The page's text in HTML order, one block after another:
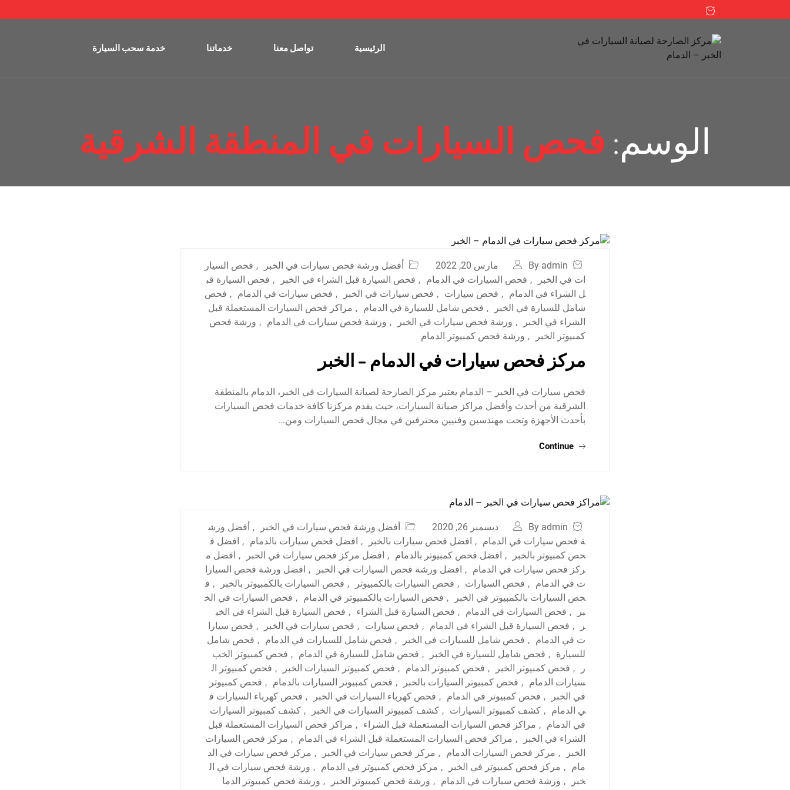
الرئيسية تواصل معنا خدماتنا خدمة سحب السيارة
الوسم: فحص السيارات في المنطقة الشرقية
By admin مارس 20, 2022 أفضل ورشة فحص سيارات في الخبر , فحص السيار
ات في الخبر
, فحص السيارات في الدمام , فحص السيارة قبل الشراء في الخبر , فحص السيارة قب
ل الشراء في الدمام , فحص سيارات , فحص سيارات في الخبر , فحص سيارات في الدمام , فحص
شامل للسيارة في الخبر
, فحص شامل للسيارة في الدمام , مراكز فحص السيارات المستعملة قبل
الشراء في الخبر
, ورشة فحص سيارات في الخبر , ورشة فحص سيارات في الدمام , ورشة فحص
كمبيوتر الخبر
, ورشة فحص كمبيوتر الدمام
مركز فحص سيارات في الدمام – الخبر
فحص سيارات في الخبر – الدمام يعتبر مركز الصارحة لصيانة السيارات في الخبر، الدمام بالمنطقة
الشرقية من أحدث وأفضل مراكز صيانة السيارات، حيث يقدم مركزنا كافة خدمات فحص السيارات
بأحدث الأجهزة وتحت مهندسين وفنيين محترفين في مجال فحص السيارات ومن…
Continue
By admin ديسمبر 26, 2020 أفضل ورشة فحص سيارات في الخبر , أفضل ورش
ة فحص سيارات في الدمام , افضل فحص سيارات بالخبر , افضل فحص سيارات بالدمام , افضل ف
حص كمبيوتر بالخبر
, افضل فحص كمبيوتر بالدمام , افضل مركز فحص سيارات في الخبر , افضل م
ركز فحص سيارات في الدمام , افضل ورشة فحص السيارات في الخبر , افضل ورشة فحص السيارا
ت في الدمام , فحص السيارات , فحص السيارات بالكمبيوتر , فحص السيارات بالكمبيوتر بالخبر , ف
حص السيارات بالكمبيوتر في الخبر
, فحص السيارات بالكمبيوتر في الدمام , فحص السيارات في الخ
بر
, فحص السيارات في الدمام , فحص السيارة قبل الشراء , فحص السيارة قبل الشراء في الخب
ر
, فحص السيارة قبل الشراء في الدمام , فحص سيارات , فحص سيارات في الخبر , فحص سيارا
ت في الدمام , فحص شامل للسيارات في الخبر , فحص شامل للسيارات في الدمام , فحص شامل
للسيارة , فحص شامل للسيارة في الخبر , فحص شامل للسيارة في الدمام , فحص كمبيوتر الخب
ر
, فحص كمبيوتر الخبر , فحص كمبيوتر الدمام , فحص كمبيوتر السيارات الخبر , فحص كمبيوتر ال
سيارات الدمام , فحص كمبيوتر السيارات بالخبر , فحص كمبيوتر السيارات بالدمام , فحص كمبيوتر
في الخبر
, فحص كمبيوتر في الدمام , فحص كهرباء السيارات في الخبر , فحص كهرباء السيارات ف
ي الدمام , كشف كمبيوتر السيارات , كشف كمبيوتر السيارات في الخبر , كشف كمبيوتر السيارات
في الدمام , مراكز فحص السيارات المستعملة قبل الشراء , مراكز فحص السيارات المستعملة قبل
الشراء في الخبر
, مراكز فحص السيارات المستعملة قبل الشراء في الدمام , مركز فحص السيارات
الخبر
, مركز فحص السيارات الدمام , مركز فحص سيارات في الخبر , مركز فحص سيارات في الد
مام , مركز فحص كمبيوتر في الخبر , مركز فحص كمبيوتر في الدمام , ورشة فحص سيارات في ال
خبر
, ورشة فحص سيارات في الدمام , ورشة فحص كمبيوتر الخبر , ورشة فحص كمبيوتر الدما